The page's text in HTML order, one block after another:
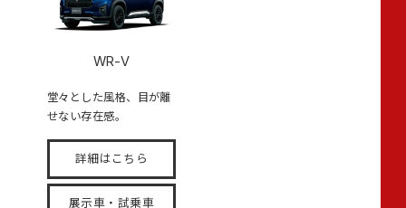
WR-V
堂々とした風格、目が離
せない存在感。
詳細はこちら
展示車・試乗車